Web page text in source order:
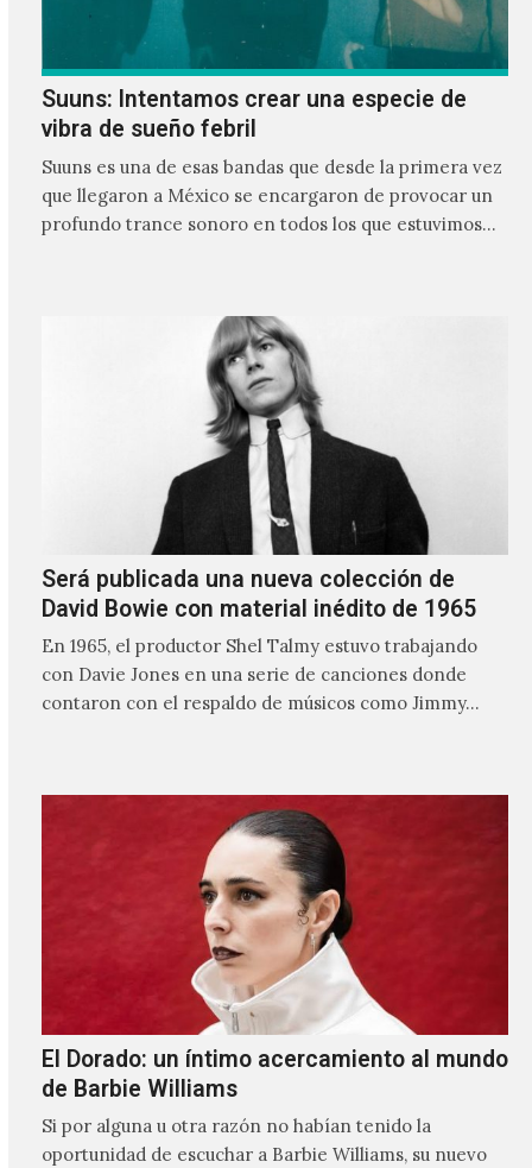
Suuns: Intentamos crear una especie de
vibra de sueño febril
Suuns es una de esas bandas que desde la primera vez
que llegaron a México se encargaron de provocar un
profundo trance sonoro en todos los que estuvimos
Será publicada una nueva colección de
David Bowie con material inédito de 1965
En 1965, el productor Shel Talmy estuvo trabajando
con Davie Jones en una serie de canciones donde
contaron con el respaldo de músicos como Jimmy…
El Dorado: un íntimo acercamiento al mundo
de Barbie Williams
Si por alguna u otra razón no habían tenido la
oportunidad de escuchar a Barbie Williams, su nuevo